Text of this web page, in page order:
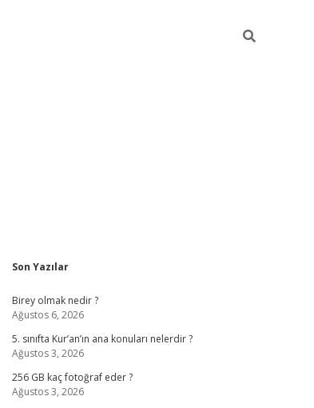
Sidebar
Son Yazılar
Birey olmak nedir ?
Ağustos 6, 2026
5. sınıfta Kur’an’ın ana konuları nelerdir ?
Ağustos 3, 2026
256 GB kaç fotoğraf eder ?
Ağustos 3, 2026